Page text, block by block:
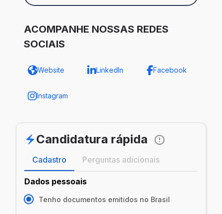
ACOMPANHE NOSSAS REDES
SOCIAIS
Website LinkedIn Facebook
Instagram
Candidatura rápida
Cadastro Perguntas adicionais
Dados pessoais
Tenho documentos emitidos no Brasil